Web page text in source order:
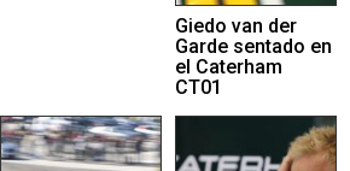
Giedo van der
Garde sentado en
el Caterham
CT01